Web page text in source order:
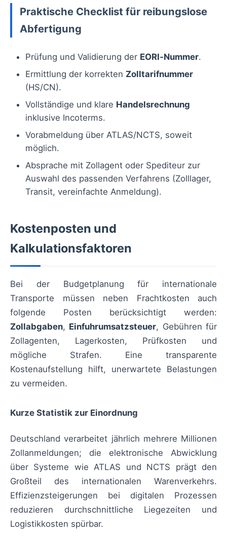
Praktische Checklist für reibungslose
Abfertigung
Prüfung und Validierung der EORI‑Nummer.
Ermittlung der korrekten Zolltarifnummer
(HS/CN).
Vollständige und klare Handelsrechnung
inklusive Incoterms.
Vorabmeldung über ATLAS/NCTS, soweit
möglich.
Absprache mit Zollagent oder Spediteur zur
Auswahl des passenden Verfahrens (Zolllager,
Transit, vereinfachte Anmeldung).
Kostenposten und
Kalkulationsfaktoren
Bei der Budgetplanung für internationale
Transporte müssen neben Frachtkosten auch
folgende Posten berücksichtigt werden:
Zollabgaben, Einfuhrumsatzsteuer, Gebühren für
Zollagenten, Lagerkosten, Prüfkosten und
mögliche Strafen. Eine transparente
Kostenaufstellung hilft, unerwartete Belastungen
zu vermeiden.
Kurze Statistik zur Einordnung
Deutschland verarbeitet jährlich mehrere Millionen
Zollanmeldungen; die elektronische Abwicklung
über Systeme wie ATLAS und NCTS prägt den
Großteil des internationalen Warenverkehrs.
Effizienzsteigerungen bei digitalen Prozessen
reduzieren durchschnittliche Liegezeiten und
Logistikkosten spürbar.